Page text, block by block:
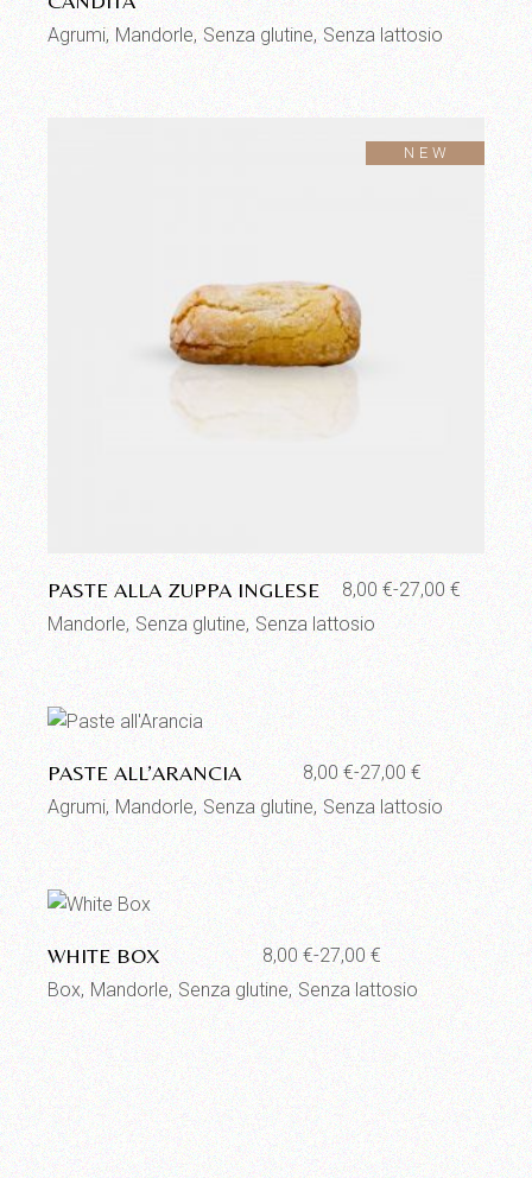
prezzo:
da
8,00 €
a
27,00 €
Agrumi Mandorle Senza glutine Senza lattosio
NEW
PASTE ALLA ZUPPA INGLESE 8,00€-27,00€
Fascia
di
prezzo:
da
8,00 €
27,00 €
Mandorle Senza glutine Senza lattosio
Aggiungi alla lista dei desideri
PASTE ALL’ARANCIA 8,00€-27,00€
Fascia
di
prezzo:
da
8,00 €
a
27,00 €
Agrumi Mandorle Senza glutine Senza lattosio
Aggiungi alla lista dei desideri
WHITE BOX 8,00€-27,00€
Fascia
di
prezzo:
da
8,00 €
a
27,00 €
Box Mandorle Senza glutine Senza lattosio